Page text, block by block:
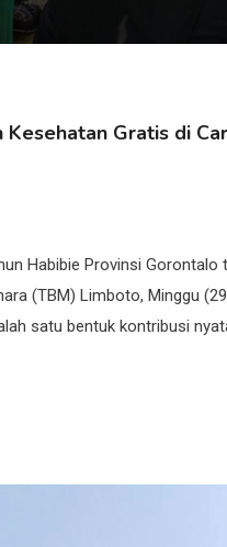
Kesehatan Gratis di
Habibie Provinsi
(TBM) Limboto, Minggu
satu bentuk kontribusi